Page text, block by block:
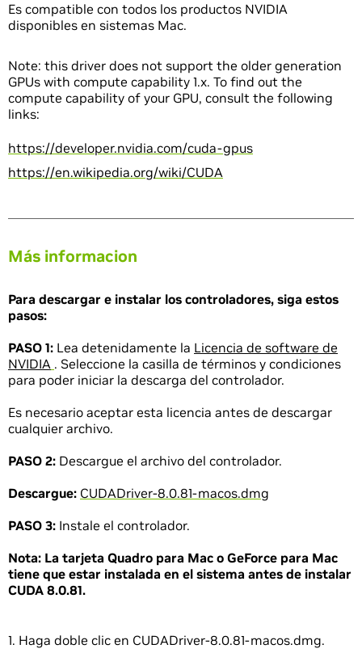
Es compatible con todos los productos NVIDIA
disponibles en sistemas Mac.
Note: this driver does not support the older generation
GPUs with compute capability 1.x. To find out the
compute capability of your GPU, consult the following
links:
https://developer.nvidia.com/cuda-gpus
https://en.wikipedia.org/wiki/CUDA
Más informacion
Para descargar e instalar los controladores, siga estos
pasos:
PASO 1: Lea detenidamente la Licencia de software de
NVIDIA . Seleccione la casilla de términos y condiciones
para poder iniciar la descarga del controlador.
Es necesario aceptar esta licencia antes de descargar
cualquier archivo.
PASO 2: Descargue el archivo del controlador.
Descargue: CUDADriver-8.0.81-macos.dmg
PASO 3: Instale el controlador.
Nota: La tarjeta Quadro para Mac o GeForce para Mac
tiene que estar instalada en el sistema antes de instalar
CUDA 8.0.81.
Haga doble clic en CUDADriver-8.0.81-macos.dmg.